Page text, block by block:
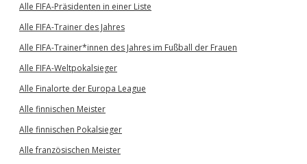
Alle FIFA-Präsidenten in einer Liste
Alle FIFA-Trainer des Jahres
Alle FIFA-Trainer*innen des Jahres im Fußball der Frauen
Alle FIFA-Weltpokalsieger
Alle Finalorte der Europa League
Alle finnischen Meister
Alle finnischen Pokalsieger
Alle französischen Meister